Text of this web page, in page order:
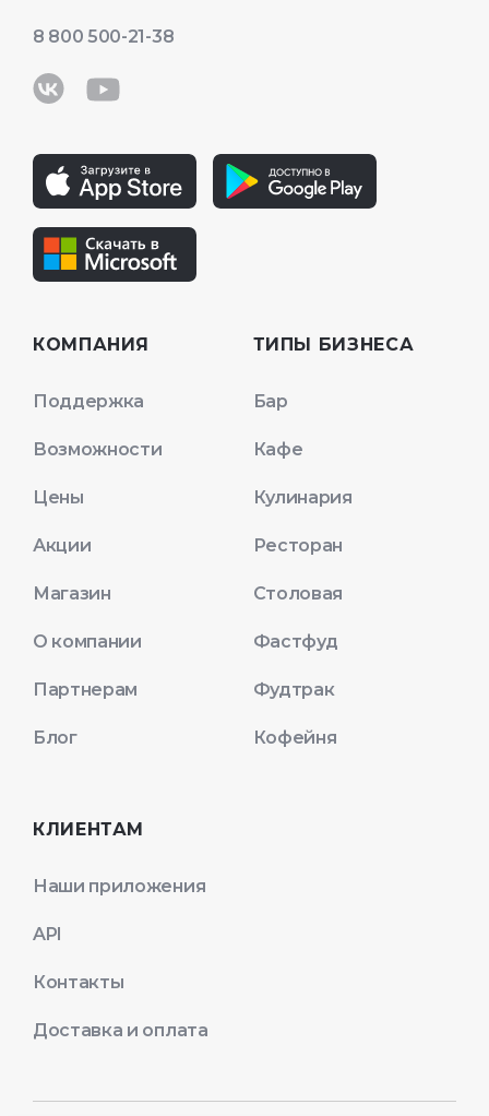
8 800 500-21-38
КОМПАНИЯ
Поддержка
Возможности
Цены
Акции
Магазин
О компании
Партнерам
Блог
ТИПЫ БИЗНЕСА
Бар
Кафе
Кулинария
Ресторан
Столовая
Фастфуд
Фудтрак
Кофейня
КЛИЕНТАМ
Наши приложения
API
Контакты
Доставка и оплата